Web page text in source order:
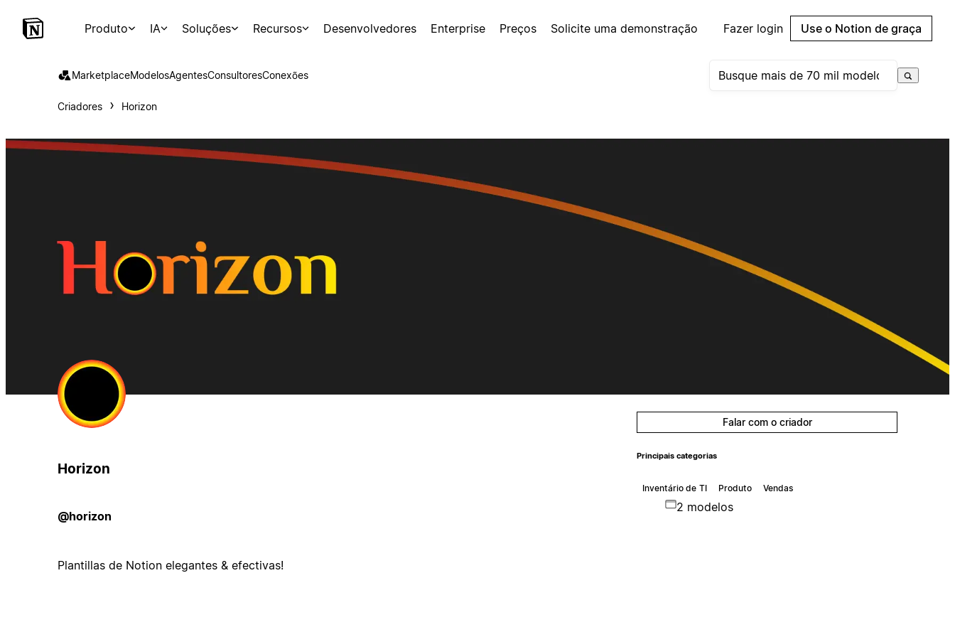
Produto IA Soluções Recursos Desenvolvedores Enterprise Preços Solicite uma demonstração Fazer login Use o Notion de graça
MarketplaceModelosAgentesConsultoresConexões
Criadores Horizon
Horizon
@horizon
Plantillas de Notion elegantes & efectivas!
Falar com o criador
Principais categorias
Inventário de TI Produto Vendas
2 modelos